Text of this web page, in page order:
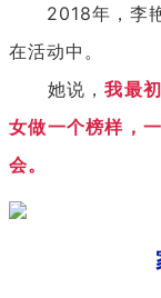
2018年，李艳
在活动中。
她说，我最
女做一个榜样，
会。